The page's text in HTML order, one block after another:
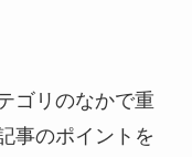
ゴリのなかで重
事のポイントを